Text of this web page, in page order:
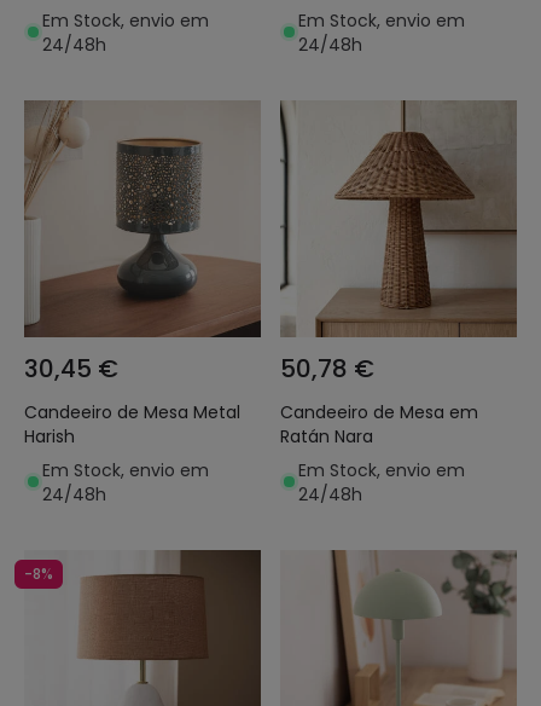
Em Stock, envio em
24/48h
Em Stock, envio em
24/48h
30,45 €
Candeeiro de Mesa Metal
Harish
Em Stock, envio em
24/48h
50,78 €
Candeeiro de Mesa em
Ratán Nara
Em Stock, envio em
24/48h
-8%